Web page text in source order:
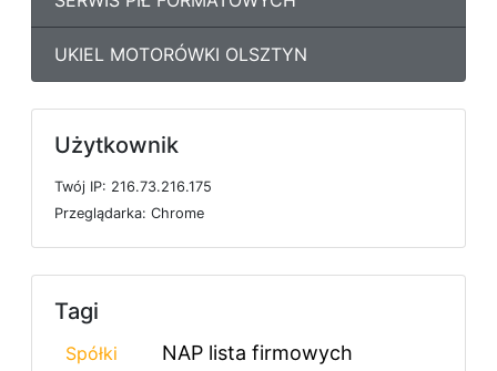
UKIEL MOTORÓWKI OLSZTYN
Użytkownik
Twój IP: 216.73.216.175
Przeglądarka: Chrome
Tagi
Spółki
NAP lista firmowych